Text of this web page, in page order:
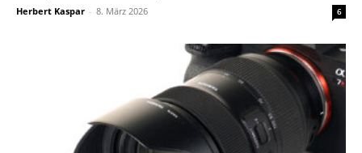
Herbert Kaspar - 8. März 2026 6